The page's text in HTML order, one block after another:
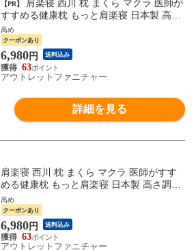
【PR】
すすめる健康枕 もっと肩楽寝 日本製 高さ
調節 パイプ 補充パック付 洗える 快眠枕
安眠枕 肩こり 首こり 寝返り 肩 首 フィッ
ト 通気性 健康 寝具 ギフト プレゼント 敬
老の日 母の日 父の日 高め 低め ブルー ピ
ンク 東京西川
高め
クーポンあり
6,980円 送料込み
63
アウトレットファニチャー
詳細を見る
肩楽寝 西川 枕 まくら マクラ 医師がすす
める健康枕 もっと肩楽寝 日本製 高さ調節
パイプ 補充パック付 洗える 快眠枕 安眠枕
肩こり 首こり 寝返り 肩 首 フィット 通気
性 健康 寝具 ギフト プレゼント 敬老の日
母の日 父の日 高め 低め ブルー ピンク 東
京西川
高め
クーポンあり
6,980円 送料込み
63
アウトレットファニチャー